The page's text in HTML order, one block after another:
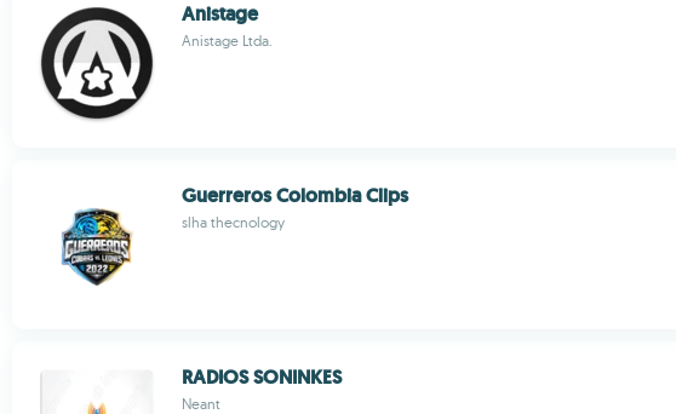
Anistage
Anistage Ltda.
Guerreros Colombia Clips
slha thecnology
RADIOS SONINKES
Neant